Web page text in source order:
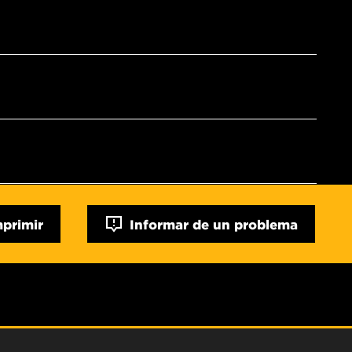
Informar de un problema